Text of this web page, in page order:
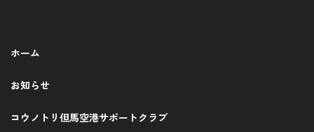
ホーム
お知らせ
コウノトリ但馬空港サポートクラブ